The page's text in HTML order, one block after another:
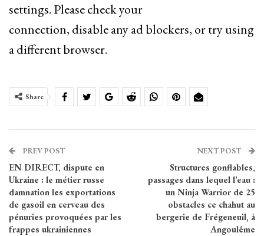
settings. Please check your
connection, disable any ad blockers, or try using
a different browser.
Share
PREV POST
EN DIRECT, dispute en
Ukraine : le métier russe
damnation les exportations
de gasoil en cerveau des
pénuries provoquées par les
frappes ukrainiennes
NEXT POST
Structures gonflables,
passages dans lequel l’eau :
un Ninja Warrior de 25
obstacles ce chahut au
bergerie de Frégeneuil, à
Angoulême